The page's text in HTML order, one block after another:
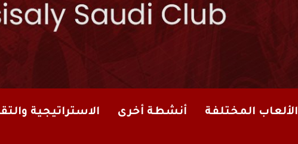
الألعاب المختلفة أنشطة أخرى الاستراتيجية